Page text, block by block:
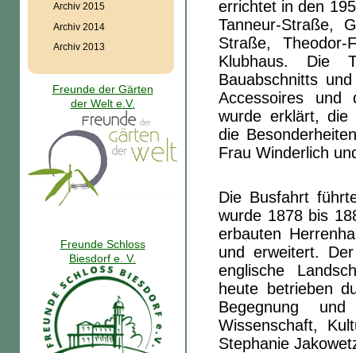
errichtet in den
Tanneur-Straße,
Straße,
Klubhaus. Die
Bauabschnitts
Accessoires und
wurde erklärt, die
die
Frau Winderlich
Die Busfahrt
wurde 1878 bis
erbauten
und erweitert.
englische
heute betrieben
Begegnung
Wissenschaft,
Stephanie
Archiv 2015
Archiv 2014
Archiv 2013
Freunde der Gärten
der Welt e.V.
Freunde Schloss
Biesdorf e. V.